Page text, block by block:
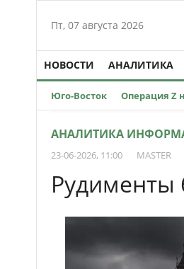
Пт, 07 августа 2026
НОВОСТИ АНАЛИТИКА
Юго-Восток Операция Z
АНАЛИТИКА
23-06-2026, 11:00 MASTER
Рудименты